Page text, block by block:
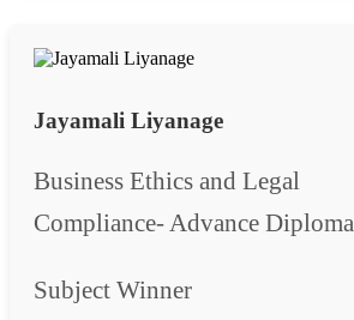
Jayamali Liyanage
Business Ethics and Legal
Compliance- Advance Diploma
Subject Winner